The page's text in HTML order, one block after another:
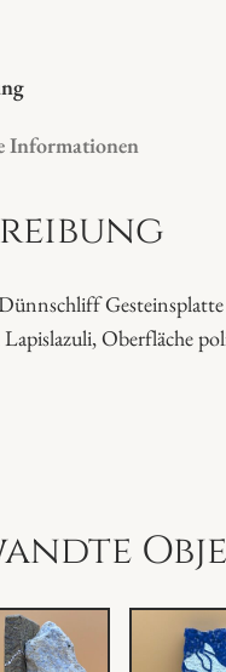
Informationen
Gesteinsplatte
Oberfläche